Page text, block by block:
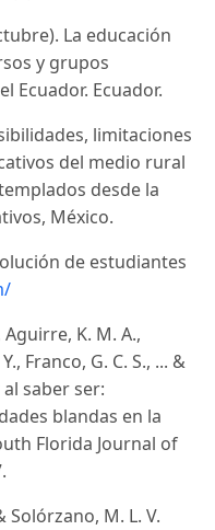
La educación
y grupos
Ecuador. Ecuador.
limitaciones
del medio rural
desde la
México.
de estudiantes
Aguirre, K. M. A.,
Franco, G. C. S., ... &
al saber ser:
blandas en la
Florida Journal of
Solórzano, M. L. V.